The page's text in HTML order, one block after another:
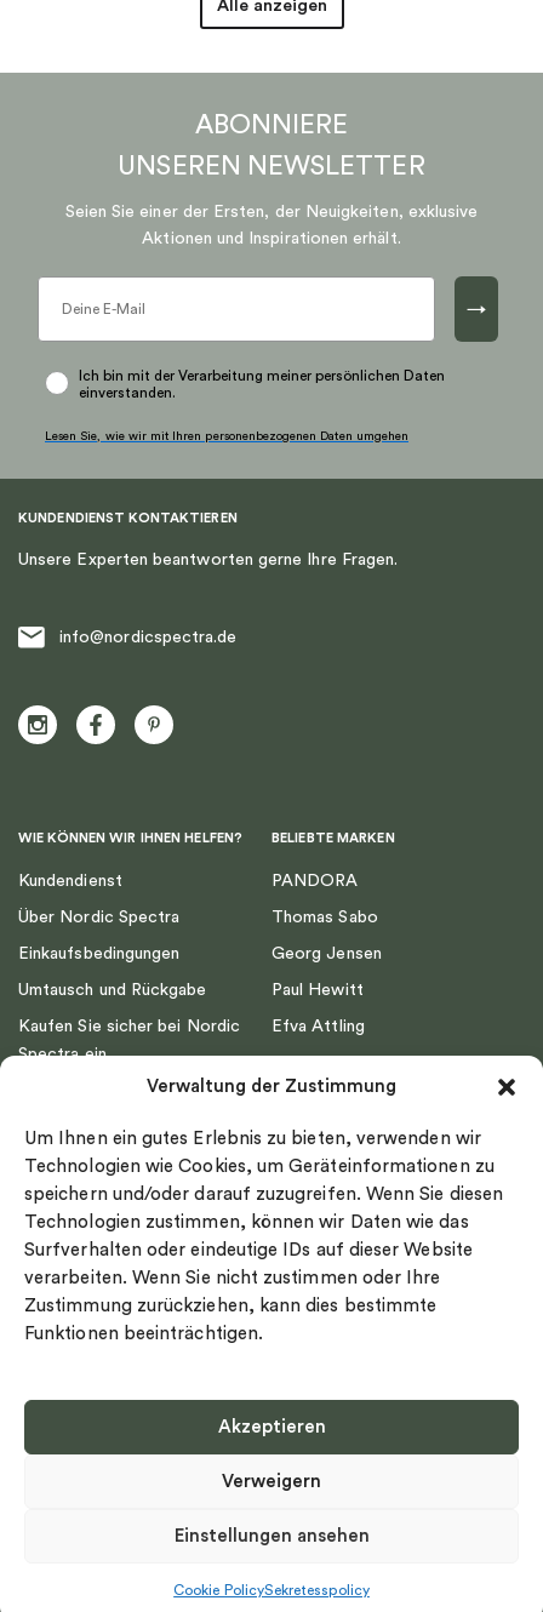
Verwaltung der Zustimmung
Um Ihnen ein gutes Erlebnis zu bieten, verwenden wir
Technologien wie Cookies, um Geräteinformationen zu
speichern und/oder darauf zuzugreifen. Wenn Sie diesen
Technologien zustimmen, können wir Daten wie das
Surfverhalten oder eindeutige IDs auf dieser Website
verarbeiten. Wenn Sie nicht zustimmen oder Ihre
Zustimmung zurückziehen, kann dies bestimmte
Funktionen beeinträchtigen.
Akzeptieren
Verweigern
Einstellungen ansehen
Cookie PolicySekretesspolicy
Alle anzeigen
ABONNIERE
UNSEREN NEWSLETTER
Seien Sie einer der Ersten, der Neuigkeiten, exklusive
Aktionen und Inspirationen erhält.
→
Ich bin mit der Verarbeitung meiner persönlichen Daten
einverstanden.
Lesen Sie, wie wir mit Ihren personenbezogenen Daten umgehen
KUNDENDIENST KONTAKTIEREN
Unsere Experten beantworten gerne Ihre Fragen.
info@nordicspectra.de
WIE KÖNNEN WIR IHNEN HELFEN?
Kundendienst
Über Nordic Spectra
Einkaufsbedingungen
Umtausch und Rückgabe
Kaufen Sie sicher bei Nordic
Spectra ein
Impressum
Ringgröße
Widerrufsrecht
Cookie-policy
Sekretesspolicy
BELIEBTE MARKEN
PANDORA
Thomas Sabo
Georg Jensen
Paul Hewitt
Efva Attling
Drakenberg Sjölin
Nordic Spectra
Select country
Datenschutz-Bestimmungen
Urheberrecht 2026 Nordic Spectra Alle Rechte vorbehalten